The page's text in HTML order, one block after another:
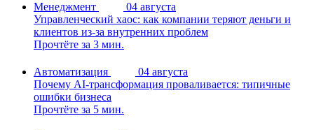
Менеджмент
04 августа
Управленческий хаос: как компании теряют деньги и
клиентов из-за внутренних проблем
Прочтёте за 3 мин.
Автоматизация
04 августа
Почему AI-трансформация проваливается: типичные
ошибки бизнеса
Прочтёте за 5 мин.